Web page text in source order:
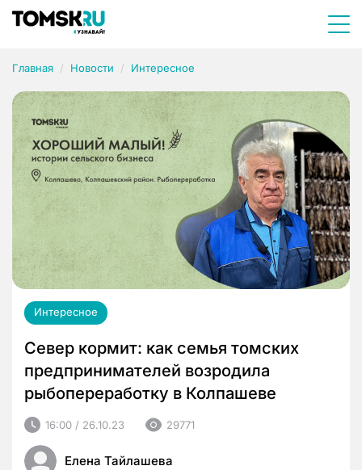
Главная Новости Интересное
Интересное
Север кормит: как семья томских
предпринимателей возродила
рыбопереработку в Колпашеве
16:00 / 26.10.23 29771
Елена Тайлашева